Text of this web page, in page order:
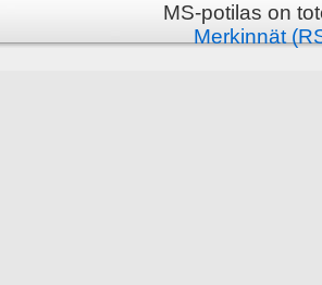
MS-potilas on
Merkinnät